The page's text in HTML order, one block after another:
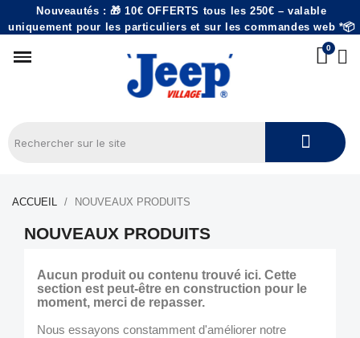
Nouveautés : 🎁 10€ OFFERTS tous les 250€ – valable
uniquement pour les particuliers et sur les commandes web *📦
ACCUEIL NOUVEAUX PRODUITS
NOUVEAUX PRODUITS
Aucun produit ou contenu trouvé ici. Cette
section est peut-être en construction pour le
moment, merci de repasser.
Nous essayons constamment d'améliorer notre